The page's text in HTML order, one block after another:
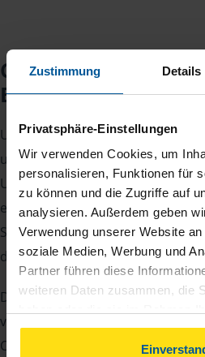
Zustimmung Details
Privatsphäre-Einstellungen
Wir verwenden Cookies, um
personalisieren, Funktionen für
zu können und die Zugriffe auf
analysieren. Außerdem geben
Verwendung unserer Website
soziale Medien, Werbung und
Partner führen diese
weiteren Daten zusammen, die
gesammelt haben. Indem Sie
können Sie der Verwendung von
Checkliste für Ihr
Beratungsgespräch
Um Ihre Steuererklärung
unsere Beraterinnen und
Unterlagen von Ihnen. Dazu
elektronische
Steueridentifikationsnummer,
die Bescheinigung über das
Damit Sie sich gut vorbereiten
vielen Nachweise vergessen,
Checkliste für Arbeitnehmer,